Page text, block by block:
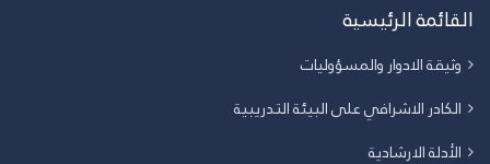
القائمة الرئيسية
وثيقة الادوار والمسؤوليات
الكادر الاشرافي على البيئة التدريبية
الأدلة الارشادية